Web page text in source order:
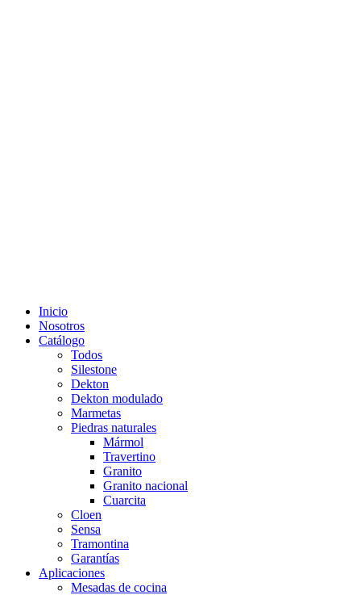
Inicio
Nosotros
Catálogo
Todos
Silestone
Dekton
Dekton modulado
Marmetas
Piedras naturales
Mármol
Travertino
Granito
Granito nacional
Cuarcita
Cloen
Sensa
Tramontina
Garantías
Aplicaciones
Mesadas de cocina